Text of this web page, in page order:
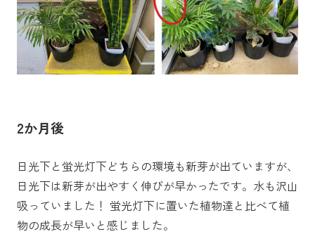
2か月後
日光下と蛍光灯下どちらの環境も新芽が出ていますが、
日光下は新芽が出やすく伸びが早かったです。水も沢山
吸っていました！ 蛍光灯下に置いた植物達と比べて植
物の成長が早いと感じました。